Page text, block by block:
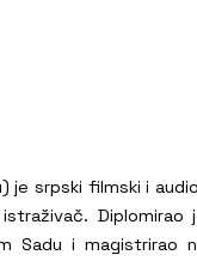
je srpski filmski i
Diplomirao
Sadu i magistrirao